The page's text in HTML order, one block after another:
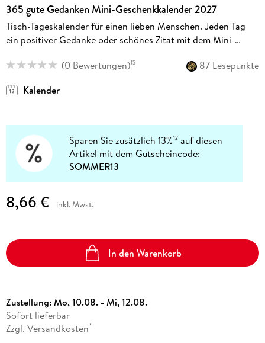
365 gute Gedanken Mini-Geschenkkalender 2027
Tisch-Tageskalender für einen lieben Menschen. Jeden Tag
ein positiver Gedanke oder schönes Zitat mit dem Mini-
(0 Bewertungen)15
87 Lesepunkte
Kalender
Sparen Sie zusätzlich 13%12 auf diesen
Artikel mit dem Gutscheincode:
SOMMER13
8,66 € inkl. Mwst.
In den Warenkorb
Zustellung:Mo, 10.08. - Mi, 12.08.
Sofort lieferbar
Zzgl. Versandkosten *